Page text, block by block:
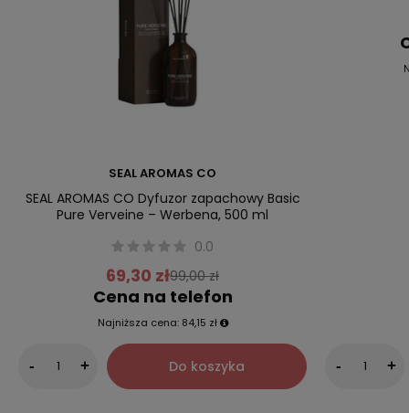
SEAL AROMAS CO
SEAL AROMAS CO Dyfuzor zapachowy Basic
Pure Verveine – Werbena, 500 ml
0.0
69,30 zł99,00 zł
Cena na telefon
Najniższa cena: 84,15 zł
- + Do koszyka - +